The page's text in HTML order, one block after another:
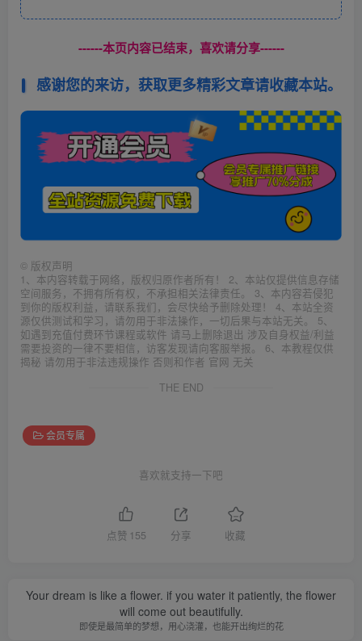
------本页内容已结束，喜欢请分享------
感谢您的来访，获取更多精彩文章请收藏本站。
© 版权声明
1、本内容转载于网络，版权归原作者所有！ 2、本站仅提供信息存储
空间服务，不拥有所有权，不承担相关法律责任。 3、本内容若侵犯
到你的版权利益，请联系我们，会尽快给予删除处理！ 4、本站全资
源仅供测试和学习，请勿用于非法操作，一切后果与本站无关。 5、
如遇到充值付费环节课程或软件 请马上删除退出 涉及自身权益/利益
需要投资的一律不要相信，访客发现请向客服举报。 6、本教程仅供
揭秘 请勿用于非法违规操作 否则和作者 官网 无关
THE END
会员专属
喜欢就支持一下吧
点赞 155 分享 收藏
Your dream is like a flower. if you water it patiently, the flower
will come out beautifully.
即使是最简单的梦想，用心浇灌，也能开出绚烂的花